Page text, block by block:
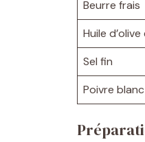
Beurre frais
Huile
Sel fin
Poivre